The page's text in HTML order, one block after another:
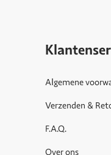
Algemene
Verzenden &
F.A.Q.
Over ons